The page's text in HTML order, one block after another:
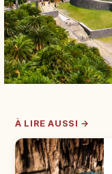
À LIRE AUSSI →